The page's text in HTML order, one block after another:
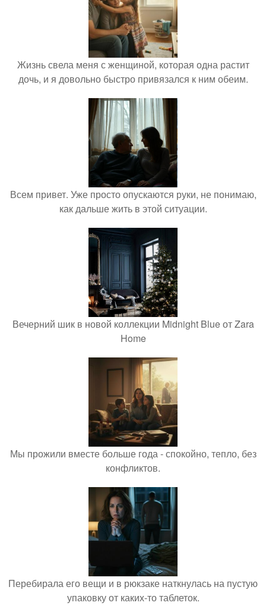
Жизнь свела меня с женщиной, которая одна растит
дочь, и я довольно быстро привязался к ним обеим.
Всем привет. Уже просто опускаются руки, не понимаю,
как дальше жить в этой ситуации.
Вечерний шик в новой коллекции Midnight Blue от Zara
Home
Мы прожили вместе больше года - спокойно, тепло, без
конфликтов.
Перебирала его вещи и в рюкзаке наткнулась на пустую
упаковку от каких-то таблеток.